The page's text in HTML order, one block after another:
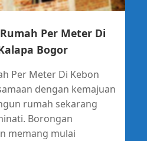
Per Meter Di
Bogor
Per Meter Di Kebon
dengan kemajuan
rumah sekarang
Borongan
memang mulai